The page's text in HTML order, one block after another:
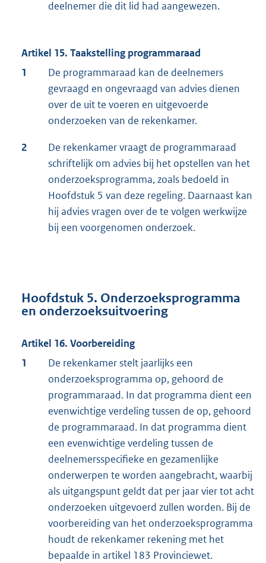
deelnemer die dit lid had aangewezen.
Artikel 15. Taakstelling programmaraad
1
De programmaraad kan de deelnemers
gevraagd en ongevraagd van advies dienen
over de uit te voeren en uitgevoerde
onderzoeken van de rekenkamer.
2
De rekenkamer vraagt de programmaraad
schriftelijk om advies bij het opstellen van het
onderzoeksprogramma, zoals bedoeld in
Hoofdstuk 5 van deze regeling. Daarnaast kan
hij advies vragen over de te volgen werkwijze
bij een voorgenomen onderzoek.
Hoofdstuk 5. Onderzoeksprogramma
en onderzoeksuitvoering
Artikel 16. Voorbereiding
1
De rekenkamer stelt jaarlijks een
onderzoeksprogramma op, gehoord de
programmaraad. In dat programma dient een
evenwichtige verdeling tussen de op, gehoord
de programmaraad. In dat programma dient
een evenwichtige verdeling tussen de
deelnemersspecifieke en gezamenlijke
onderwerpen te worden aangebracht, waarbij
als uitgangspunt geldt dat per jaar vier tot acht
onderzoeken uitgevoerd zullen worden. Bij de
voorbereiding van het onderzoeksprogramma
houdt de rekenkamer rekening met het
bepaalde in artikel 183 Provinciewet.